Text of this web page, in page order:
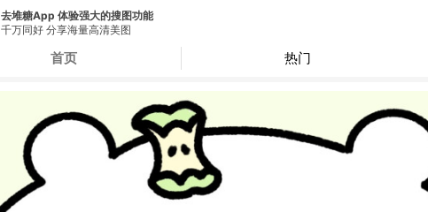
去堆糖App 体验强大的搜图功能
千万同好 分享海量高清美图
首页 热门